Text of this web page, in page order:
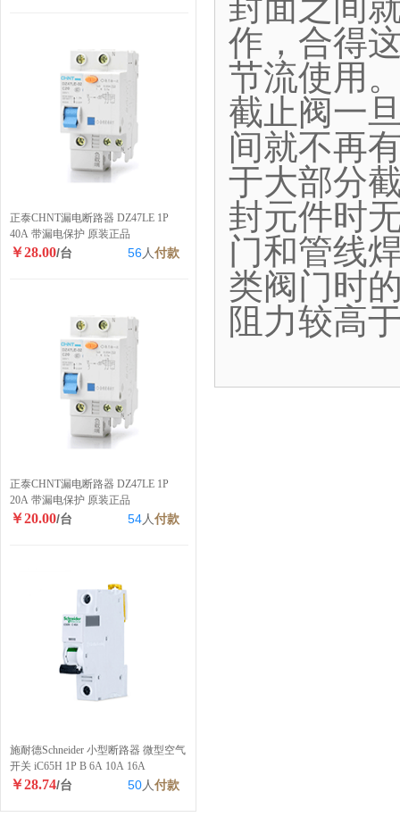
正泰CHNT漏电断路器 DZ47LE 1P
40A 带漏电保护 原装正品
￥28.00/台 56人付款
正泰CHNT漏电断路器 DZ47LE 1P
20A 带漏电保护 原装正品
￥20.00/台 54人付款
施耐德Schneider 小型断路器 微型空气
开关 iC65H 1P B 6A 10A 16A
￥28.74/台 50人付款
作，合得
节流使用
截止阀一
间就不再
于大部分
封元件时
门和管线
类阀门时
阻力较高